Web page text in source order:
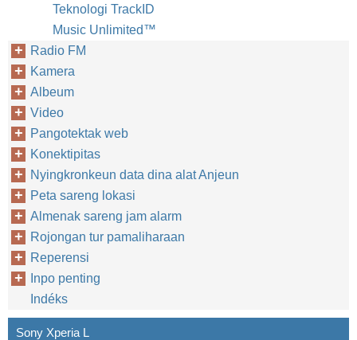
Teknologi TrackID
Music Unlimited™‎
Radio FM
Kamera
Albeum
Video
Pangotektak web
Konektipitas
Nyingkronkeun data dina alat Anjeun
Peta sareng lokasi
Almenak sareng jam alarm
Rojongan tur pamaliharaan
Reperensi
Inpo penting
Indéks
Sony Xperia L